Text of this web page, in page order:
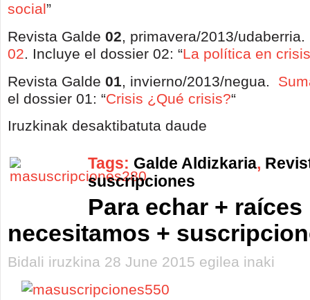
social”
Revista Galde 02, primavera/2013/udaberria.
02. Incluye el dossier 02: “La política en crisis
Revista Galde 01, invierno/2013/negua.
el dossier 01: “Crisis ¿Qué crisis?“
Iruzkinak desaktibatuta daude
revistas
publicadas
Tags: Galde Aldizkaria,
suscripciones
Para echar + raíces
necesitamos +
Bidali iruzkina 28 June 2015 egilea inaki